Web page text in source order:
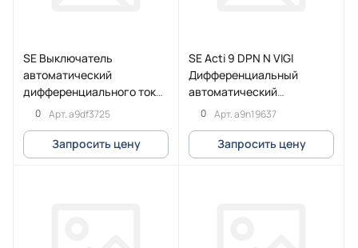
SE Выключатель
автоматический
дифференциального тока
iCV40 3P+N 6кА 25A C
30мA тип Asi
0 Арт.a9df3725
Запросить цену
SE Acti 9 DPN N VIGI
Дифференциальный
автоматический
выключатель 6КА 32A C
30МA Asi
0 Арт.a9n19637
Запросить цену